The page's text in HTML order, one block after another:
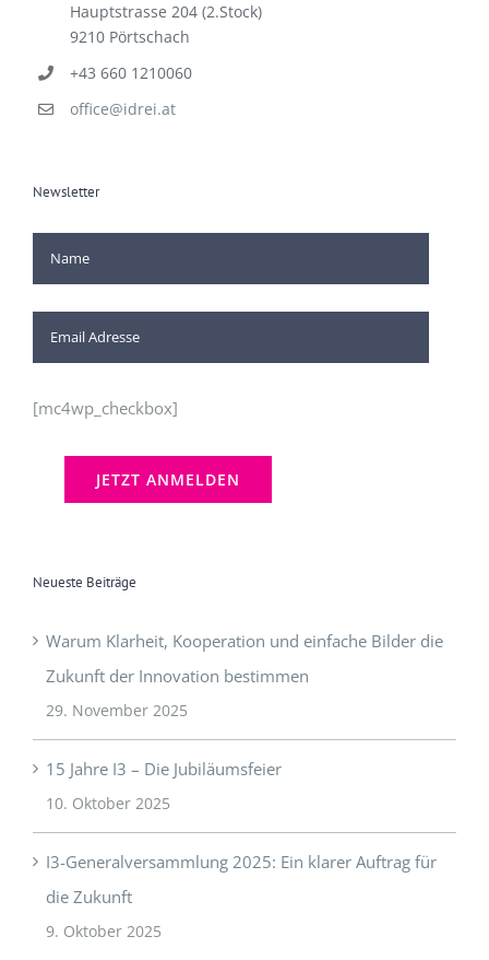
Hauptstrasse 204 (2.Stock)
9210 Pörtschach
+43 660 1210060
office@idrei.at
Newsletter
[mc4wp_checkbox]
Neueste Beiträge
Warum Klarheit, Kooperation und einfache Bilder die
Zukunft der Innovation bestimmen
29. November 2025
15 Jahre I3 – Die Jubiläumsfeier
10. Oktober 2025
I3-Generalversammlung 2025: Ein klarer Auftrag für
die Zukunft
9. Oktober 2025